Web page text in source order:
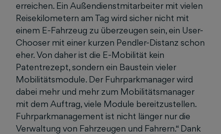
erreichen. Ein Außendienstmitarbeiter mit vielen
Reisekilometern am Tag wird sicher nicht mit
einem E-Fahrzeug zu überzeugen sein, ein User-
Chooser mit einer kurzen Pendler-Distanz schon
eher. Von daher ist die E-Mobilität kein
Patentrezept, sondern ein Baustein vieler
Mobilitätsmodule. Der Fuhrparkmanager wird
dabei mehr und mehr zum Mobilitätsmanager
mit dem Auftrag, viele Module bereitzustellen.
Fuhrparkmanagement ist nicht länger nur die
Verwaltung von Fahrzeugen und Fahrern.“ Dank